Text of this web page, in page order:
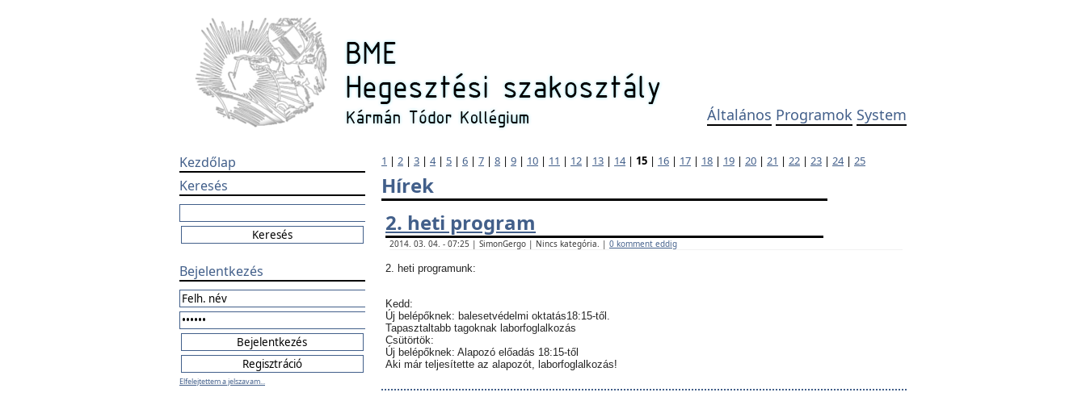
Általános Programok System
Kezdőlap
Keresés
Bejelentkezés
Elfelejtettem a jelszavam...
1 | 2 | 3 | 4| 5 | 6 | 7 | 8 | 9 | 10 | 11 | 12 | 13 | 14| 15 | 16 | 17 | 18 | 19 | 20 | 21 | 22 | 23 | 24| 25
Hírek
2. heti program
2014. 03. 04. - 07:25 | SimonGergo | Nincs kategória. | 0 komment eddig
2. heti programunk:
Kedd:
Új belépőknek: balesetvédelmi oktatás18:15-től.
Tapasztaltabb tagoknak laborfoglalkozás
Csütörtök:
Új belépőknek: Alapozó előadás 18:15-től
Aki már teljesítette az alapozót, laborfoglalkozás!